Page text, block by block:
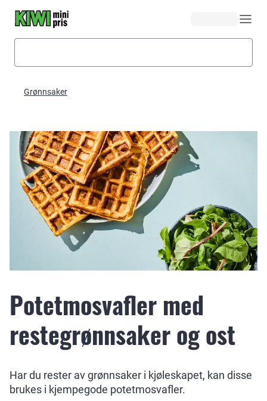
Grønnsaker
Potetmosvafler med
restegrønnsaker og ost
Har du rester av grønnsaker i kjøleskapet, kan disse
brukes i kjempegode potetmosvafler.